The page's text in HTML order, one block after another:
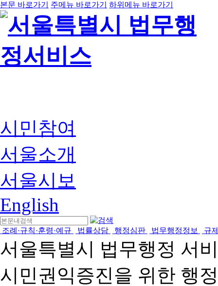
본문 바로가기 주메뉴 바로가기 하위메뉴 바로가기
시민참여
서울소개
서울시보
English
조례·규칙·훈령·예규 법률상담 행정심판 법무행정정보 규
서울특별시 법무행정 서
시민권익증진을 위한 행